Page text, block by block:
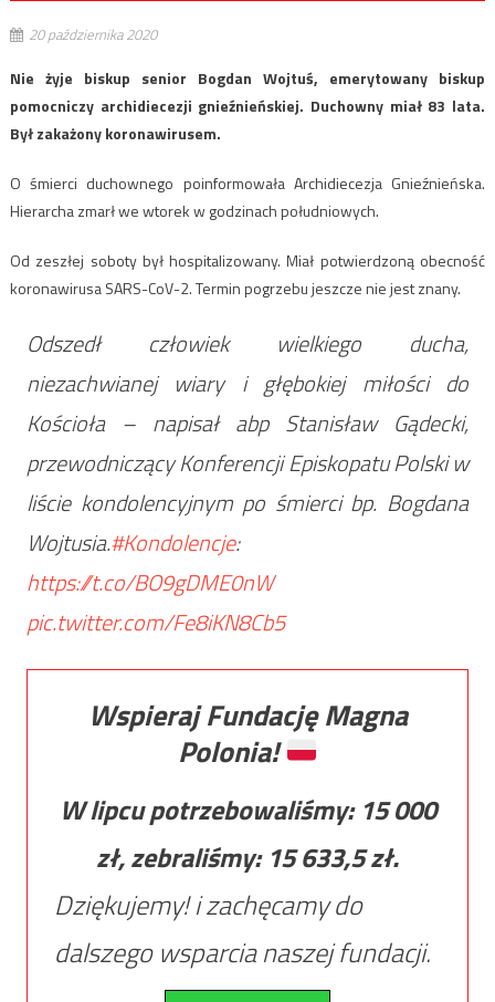
20 października 2020
Nie żyje biskup senior Bogdan Wojtuś, emerytowany biskup
pomocniczy archidiecezji gnieźnieńskiej. Duchowny miał 83 lata.
Był zakażony koronawirusem.
O śmierci duchownego poinformowała Archidiecezja Gnieźnieńska.
Hierarcha zmarł we wtorek w godzinach południowych.
Od zeszłej soboty był hospitalizowany. Miał potwierdzoną obecność
koronawirusa SARS-CoV-2. Termin pogrzebu jeszcze nie jest znany.
Odszedł człowiek wielkiego ducha,
niezachwianej wiary i głębokiej miłości do
Kościoła – napisał abp Stanisław Gądecki,
przewodniczący Konferencji Episkopatu Polski w
liście kondolencyjnym po śmierci bp. Bogdana
Wojtusia.#Kondolencje:
https://t.co/BO9gDME0nW
pic.twitter.com/Fe8iKN8Cb5
Wspieraj Fundację Magna
Polonia!
W lipcu potrzebowaliśmy: 15 000
zł, zebraliśmy: 15 633,5zł.
Dziękujemy! i zachęcamy do
dalszego wsparcia naszej fundacji.